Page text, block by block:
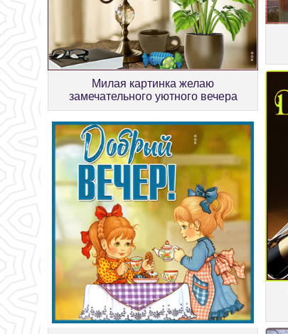
Милая картинка желаю
замечательного уютного вечера